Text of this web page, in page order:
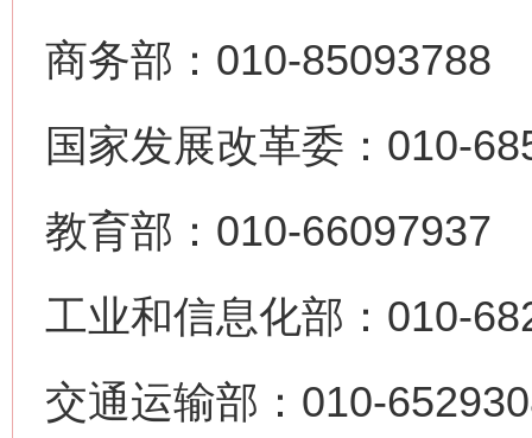
商务部：010-85093788
国家发展改革委：010-
教育部：010-66097937
工业和信息化部：010-
交通运输部：010-